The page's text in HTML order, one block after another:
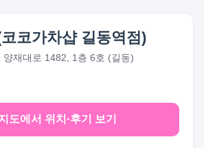
코가차샵 길동역점)
양재대로 1482, 1층 6호 (길동)
도에서 위치·후기 보기